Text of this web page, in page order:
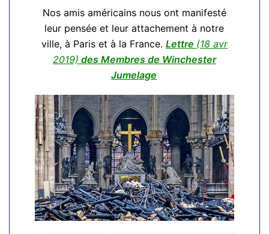
. Dans le jardin anglais du Domaine
National, le long de l'allée Dauphine, plus de 100
personnes se sont rassemblées autour du
pacanier planté en mars 2020, pour le
dévoilement de la plaque. Cette belle
manifestation qui s'est déroulée aussitôt la
Nos amis américains nous ont manifesté
leur pensée et leur attachement à notre
ville, à Paris et à la France. Lettre (18 avr
2019) des Membres de Winchester
Jumelage